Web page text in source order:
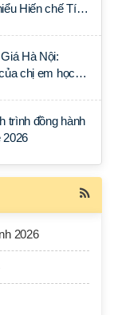
Hiến chế Tín
Hà Nội:
chị em học
trình đồng hành
2026
2026